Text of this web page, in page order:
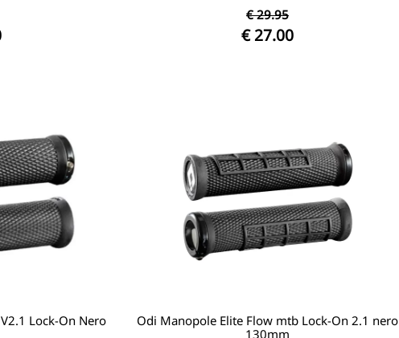
€ 29.95
€ 27.00
Lock-On Nero
Odi Manopole Elite Flow mtb Lock-On 2.1 nero
130mm